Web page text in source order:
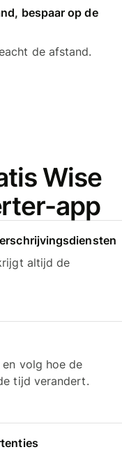
bespaar op de
de afstand.
Wise
app
altijd de
volg hoe de
tijd verandert.